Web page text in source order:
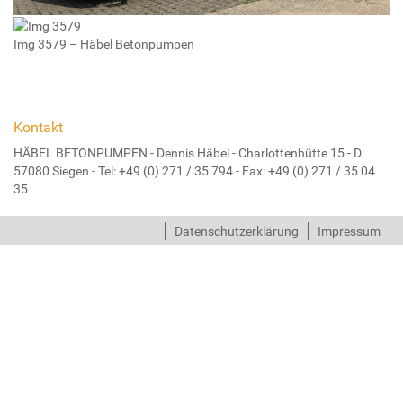
Img 3579 – Häbel Betonpumpen
Kontakt
HÄBEL BETONPUMPEN - Dennis Häbel - Charlottenhütte 15 - D
57080 Siegen -Tel:+49 (0) 271 / 35 794- Fax:+49 (0) 271 / 35 04
35
Datenschutzerklärung Impressum